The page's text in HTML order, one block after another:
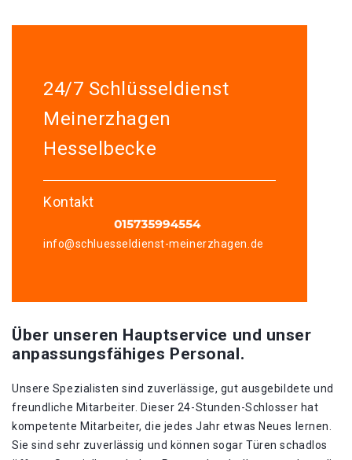
24/7 Schlüsseldienst
Meinerzhagen
Hesselbecke
Kontakt
info@schluesseldienst-meinerzhagen.de
Über unseren Hauptservice und unser
anpassungsfähiges Personal.
Unsere Spezialisten sind zuverlässige, gut ausgebildete und
freundliche Mitarbeiter. Dieser 24-Stunden-Schlosser hat
kompetente Mitarbeiter, die jedes Jahr etwas Neues lernen.
Sie sind sehr zuverlässig und können sogar Türen schadlos